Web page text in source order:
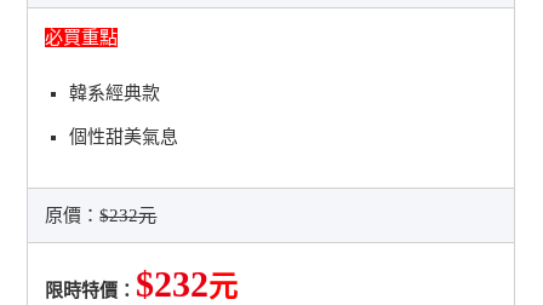
必買重點
韓系經典款
個性甜美氣息
原價：$232元
限時特價： $232元